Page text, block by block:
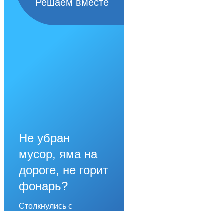
Решаем вместе
Не убран
мусор, яма на
дороге, не горит
фонарь?
Столкнулись с